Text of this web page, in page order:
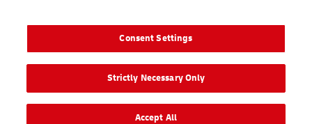
2026 © - wszelkie prawa zastrzeżone
Consent Settings
Strictly Necessary Only
Accept All